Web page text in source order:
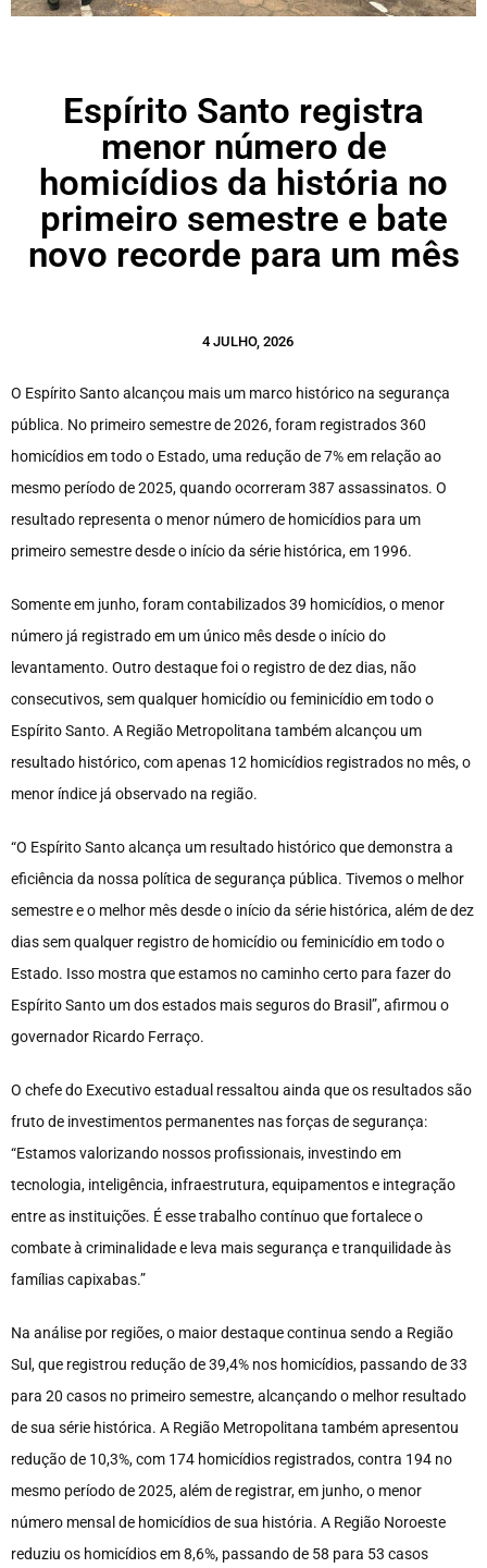
Espírito Santo registra
menor número de
homicídios da história no
primeiro semestre e bate
novo recorde para um mês
4 JULHO, 2026
O Espírito Santo alcançou mais um marco histórico na segurança
pública. No primeiro semestre de 2026, foram registrados 360
homicídios em todo o Estado, uma redução de 7% em relação ao
mesmo período de 2025, quando ocorreram 387 assassinatos. O
resultado representa o menor número de homicídios para um
primeiro semestre desde o início da série histórica, em 1996.
Somente em junho, foram contabilizados 39 homicídios, o menor
número já registrado em um único mês desde o início do
levantamento. Outro destaque foi o registro de dez dias, não
consecutivos, sem qualquer homicídio ou feminicídio em todo o
Espírito Santo. A Região Metropolitana também alcançou um
resultado histórico, com apenas 12 homicídios registrados no mês, o
menor índice já observado na região.
“O Espírito Santo alcança um resultado histórico que demonstra a
eficiência da nossa política de segurança pública. Tivemos o melhor
semestre e o melhor mês desde o início da série histórica, além de dez
dias sem qualquer registro de homicídio ou feminicídio em todo o
Estado. Isso mostra que estamos no caminho certo para fazer do
Espírito Santo um dos estados mais seguros do Brasil”, afirmou o
governador Ricardo Ferraço.
O chefe do Executivo estadual ressaltou ainda que os resultados são
fruto de investimentos permanentes nas forças de segurança:
“Estamos valorizando nossos profissionais, investindo em
tecnologia, inteligência, infraestrutura, equipamentos e integração
entre as instituições. É esse trabalho contínuo que fortalece o
combate à criminalidade e leva mais segurança e tranquilidade às
famílias capixabas.”
Na análise por regiões, o maior destaque continua sendo a Região
Sul, que registrou redução de 39,4% nos homicídios, passando de 33
para 20 casos no primeiro semestre, alcançando o melhor resultado
de sua série histórica. A Região Metropolitana também apresentou
redução de 10,3%, com 174 homicídios registrados, contra 194 no
mesmo período de 2025, além de registrar, em junho, o menor
número mensal de homicídios de sua história. A Região Noroeste
reduziu os homicídios em 8,6%, passando de 58 para 53 casos